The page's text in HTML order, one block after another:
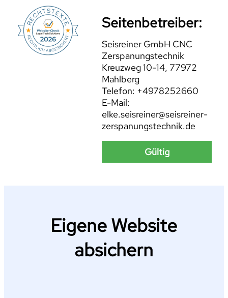
Seitenbetreiber:
Seisreiner GmbH CNC
Zerspanungstechnik
Kreuzweg 10-14, 77972
Mahlberg
Telefon: +4978252660
E-Mail:
elke.seisreiner@seisreiner-
zerspanungstechnik.de
Gültig
Eigene Website
absichern